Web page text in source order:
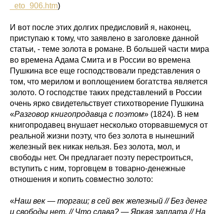
_eto_906.htm)
И вот после этих долгих предисловий я, наконец,
приступаю к тому, что заявлено в заголовке данной
статьи, - теме золота в романе. В большей части мира
во времена Адама Смита и в России во времена
Пушкина все еще господствовали представления о
том, что мерилом и воплощением богатства является
золото. О господстве таких представлений в России
очень ярко свидетельствует стихотворение Пушкина
«Разговор книгопродавца с поэтом» (1824). В нем
книгопродавец внушает несколько оторвавшемуся от
реальной жизни поэту, что без золота в нынешний
железный век никак нельзя. Без золота, мол, и
свободы нет. Он предлагает поэту перестроиться,
вступить с ним, торговцем в товарно-денежные
отношения и копить совместно золото:
«Наш век — торгаш; в сей век железный // Без денег
и свободы нет. // Что слава? — Яркая заплата // На